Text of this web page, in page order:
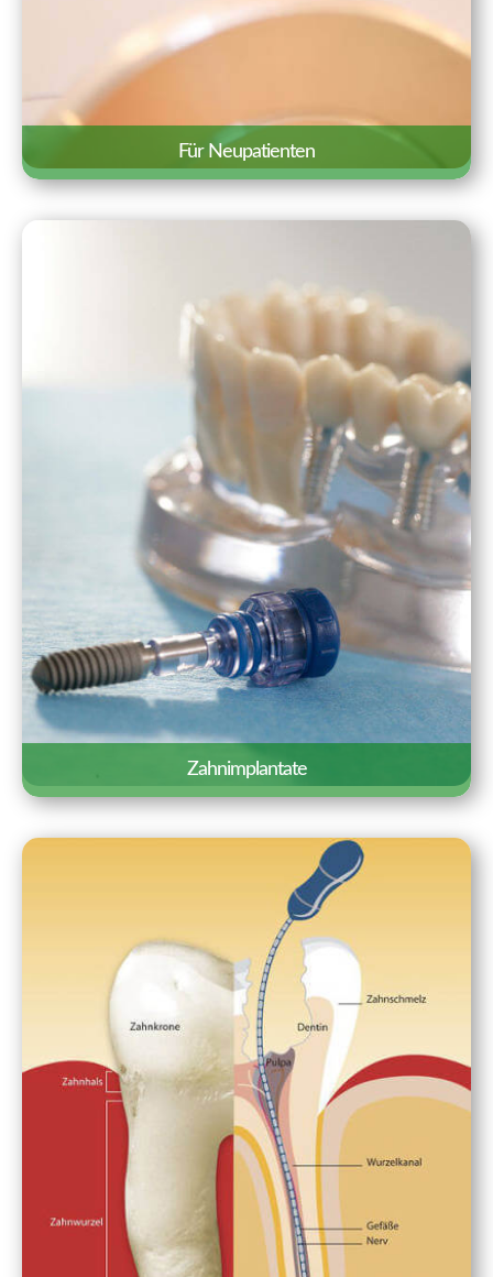
Für Neupatienten
hier Besonderheiten und wichtige
Informationen für einen ersten Termin
zusammengestellt.
Erfahren Sie mehr »
Zahnimplantate
Zahnimplantate sind künstliche
Zahnwurzeln, die fest in den
Kieferknochen eingepflanzt werden.
Zahnimplantate gelten als die natürlichste
Form des Zahnersatzes und sind von
einem echten Zahn kaum zu
unterscheiden.